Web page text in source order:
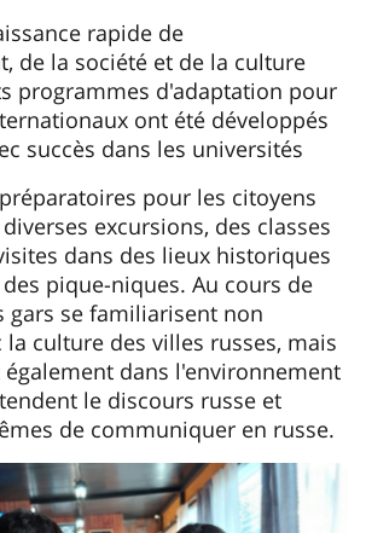
rapide de
de la société et de la culture
programmes d'adaptation pour
ont été développés
succès dans les universités
pour les citoyens
excursions, des classes
dans des lieux historiques
pique-niques. Au cours de
gars se familiarisent non
la culture des villes russes, mais
dans l'environnement
le discours russe et
de communiquer en russe.